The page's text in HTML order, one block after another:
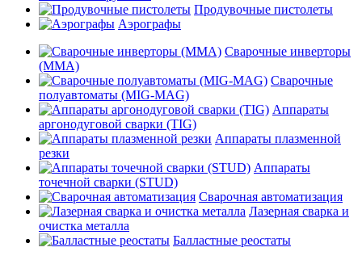
Продувочные пистолеты
Аэрографы
Сварочные инверторы
(MMA)
Сварочные
полуавтоматы (MIG-MAG)
Аппараты
аргонодуговой сварки (TIG)
Аппараты плазменной
резки
Аппараты
точечной сварки (STUD)
Сварочная автоматизация
Лазерная сварка и
очистка металла
Балластные реостаты